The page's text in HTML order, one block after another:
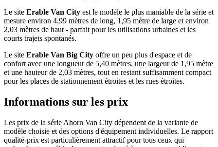
Le site Erable Van City est le modèle le plus maniable de la série et
mesure environ 4,99 mètres de long, 1,95 mètre de large et environ
2,03 mètres de haut - parfait pour les utilisations urbaines et les
courts trajets spontanés.
Le site Erable Van Big City offre un peu plus d'espace et de
confort avec une longueur de 5,40 mètres, une largeur de 1,95 mètre
et une hauteur de 2,03 mètres, tout en restant suffisamment compact
pour les places de stationnement étroites et les rues étroites.
Informations sur les prix
Les prix de la série Ahorn Van City dépendent de la variante de
modèle choisie et des options d'équipement individuelles. Le rapport
qualité-prix est particulièrement attractif pour tous ceux qui